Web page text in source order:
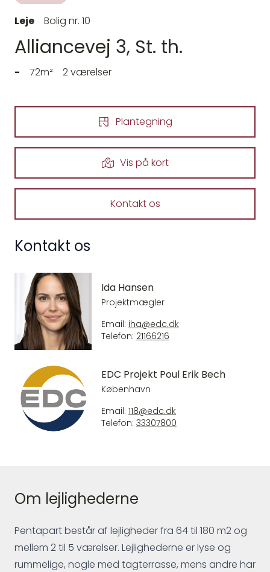
Leje Bolig nr. 10
Alliancevej 3, St. th.
- 72m² 2 værelser
Plantegning
Vis på kort
Kontakt os
Kontakt os
Ida Hansen
Projektmægler
Email: iha@edc.dk
Telefon: 21166216
EDC Projekt Poul Erik Bech
København
Email: 118@edc.dk
Telefon: 33307800
Om lejlighederne
Pentapart består af lejligheder fra 64 til 180 m2 og
mellem 2 til 5 værelser. Lejlighederne er lyse og
rummelige, nogle med tagterrasse, mens andre har